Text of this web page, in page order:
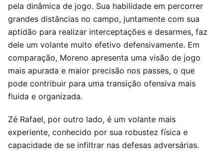
pela dinâmica de jogo. Sua habilidade em percorrer
grandes distâncias no campo, juntamente com sua
aptidão para realizar interceptações e desarmes, faz
dele um volante muito efetivo defensivamente. Em
comparação, Moreno apresenta uma visão de jogo
mais apurada e maior precisão nos passes, o que
pode contribuir para uma transição ofensiva mais
fluida e organizada.
Zé Rafael, por outro lado, é um volante mais
experiente, conhecido por sua robustez física e
capacidade de se infiltrar nas defesas adversárias.